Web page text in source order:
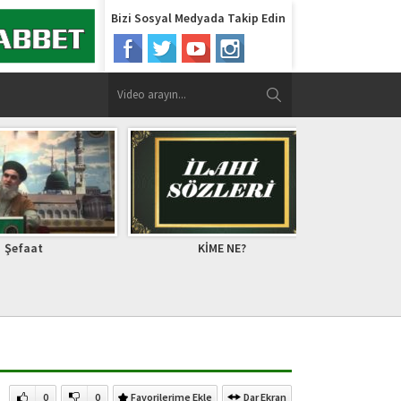
Bizi Sosyal Medyada Takip Edin
KİME NE?
0 0 Favorilerime Ekle Dar Ekran